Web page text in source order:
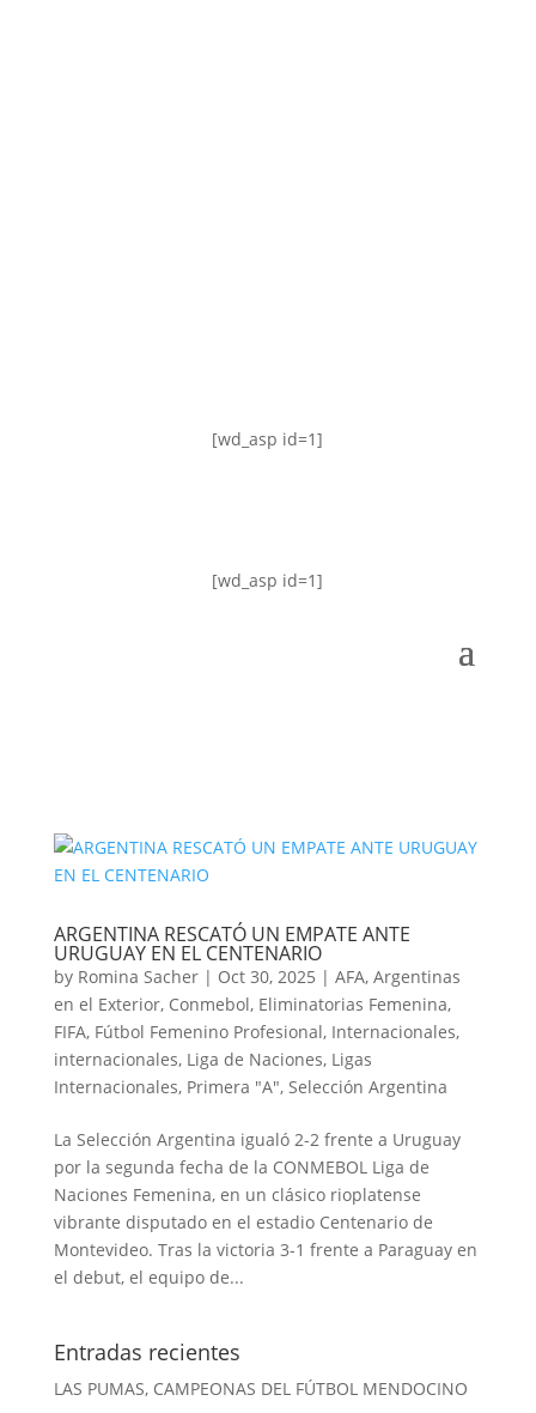
[wd_asp id=1]
[wd_asp id=1]
ARGENTINA RESCATÓ UN EMPATE ANTE
URUGUAY EN EL CENTENARIO
by Romina Sacher| Oct 30, 2025 | AFA, Argentinas
en el Exterior, Conmebol, Eliminatorias Femenina,
FIFA, Fútbol Femenino Profesional, Internacionales,
internacionales, Liga de Naciones, Ligas
Internacionales, Primera "A", Selección Argentina
La Selección Argentina igualó 2-2 frente a Uruguay
por la segunda fecha de la CONMEBOL Liga de
Naciones Femenina, en un clásico rioplatense
vibrante disputado en el estadio Centenario de
Montevideo. Tras la victoria 3-1 frente a Paraguay en
el debut, el equipo de...
Entradas recientes
LAS PUMAS, CAMPEONAS DEL FÚTBOL MENDOCINO